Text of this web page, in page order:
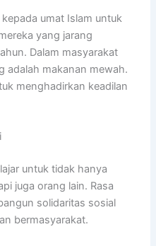
umat Islam untuk
yang jarang
Dalam masyarakat
adalah makanan mewah.
menghadirkan keadilan
untuk tidak hanya
juga orang lain. Rasa
solidaritas sosial
bermasyarakat.